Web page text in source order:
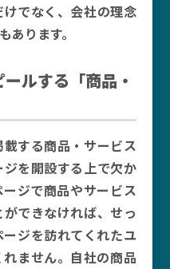
でなく、会社の理念
あります。
ルする「商品・
する商品・サービス
を開設する上で欠か
ジで商品やサービス
できなければ、せっ
ジを訪れてくれたユ
ません。自社の商品